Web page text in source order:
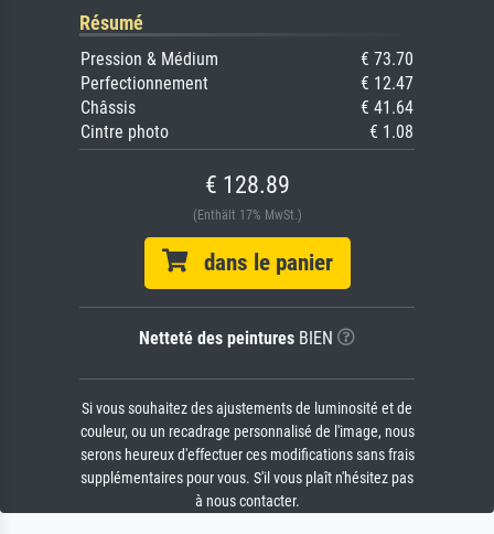
Résumé
Pression & Médium
€ 73.70
Perfectionnement
€ 12.47
Châssis
€ 41.64
Cintre photo
€ 1.08
€ 128.89
(Enthält 17% MwSt.)
dans le panier
Netteté des peintures BIEN
Si vous souhaitez des ajustements de luminosité et de
couleur, ou un recadrage personnalisé de l'image, nous
serons heureux d'effectuer ces modifications sans frais
supplémentaires pour vous. S'il vous plaît n'hésitez pas
à nous contacter.